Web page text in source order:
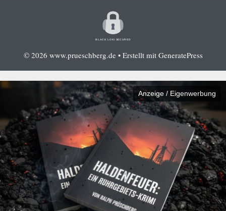
BLACK LOKI SECURED
© 2026 www.prueschberg.de• Erstellt mit GeneratePress
Anzeige / Eigenwerbung